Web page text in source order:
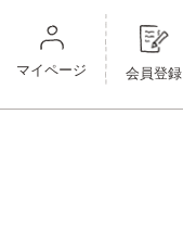
マイページ 会員登録
酵ポルチーニと豆のスープ
プ